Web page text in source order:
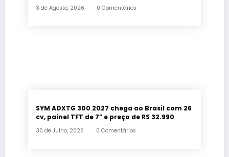
3 de Agosto, 2026 0 Comentários
SYM ADXTG 300 2027 chega ao Brasil com 26
cv, painel TFT de 7” e preço de R$ 32.990
30 de Julho, 2026 0 Comentários